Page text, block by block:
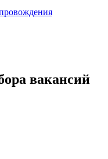
вакансий